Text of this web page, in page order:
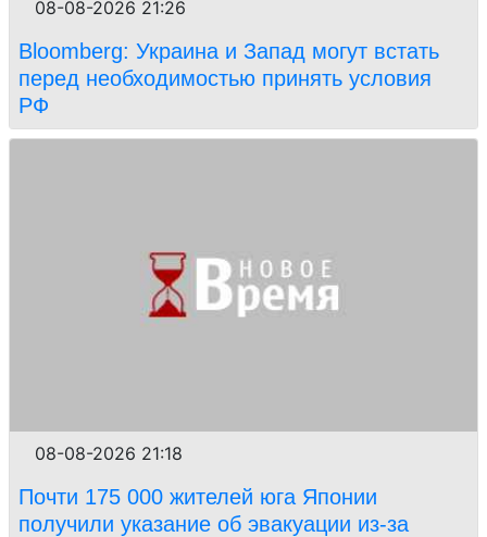
08-08-2026 21:26
Bloomberg: Украина и Запад могут встать
перед необходимостью принять условия
РФ
08-08-2026 21:18
Почти 175 000 жителей юга Японии
получили указание об эвакуации из-за